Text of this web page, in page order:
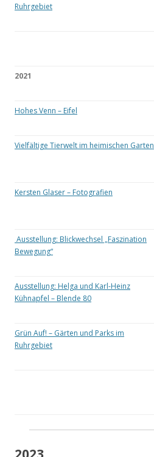
Ruhrgebiet
2021
Hohes Venn – Eifel
Vielfältige Tierwelt im heimischen Garten
Kersten Glaser – Fotografien
Ausstellung: Blickwechsel „Faszination
Bewegung“
Ausstellung: Helga und Karl-Heinz
Kühnapfel – Blende 80
Grün Auf! – Gärten und Parks im
Ruhrgebiet